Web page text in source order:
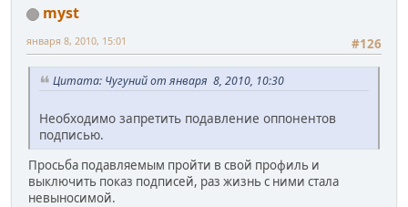
myst
#126
января 8, 2010, 15:01
Цитата: Чугуний от января 8, 2010, 10:30
Необходимо запретить подавление оппонентов
подписью.
Просьба подавляемым пройти в свой профиль и
выключить показ подписей, раз жизнь с ними стала
невыносимой.